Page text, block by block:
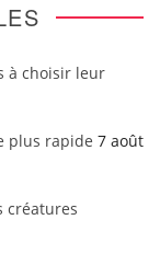
à choisir leur
plus rapide 7 août
créatures